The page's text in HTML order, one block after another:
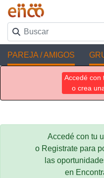
PAREJA / AMIGOS
Accedé con
o crea
Accedé con tu
o Registrate para
las
en